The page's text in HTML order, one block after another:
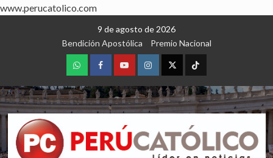
www.perucatolico.com
9 de agosto de 2026
Bendición Apostólica
Premio Nacional
WhatsAppFacebookYoutubeInstagram
X TikTok